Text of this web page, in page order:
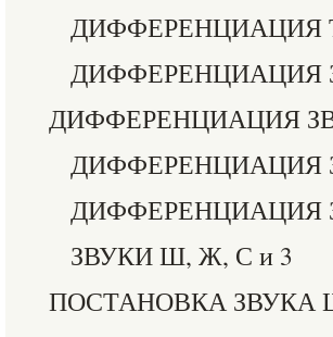
ДИФФЕРЕНЦИАЦИЯ
ДИФФЕРЕНЦИАЦИЯ
ДИФФЕРЕНЦИАЦИЯ
ДИФФЕРЕНЦИАЦИЯ
ДИФФЕРЕНЦИАЦИЯ
ЗВУКИ Ш, Ж, С и 3
ПОСТАНОВКА ЗВУКА